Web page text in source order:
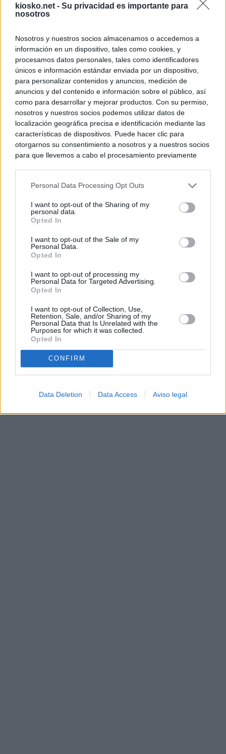
kiosko.net - Su privacidad es importante para
nosotros
Nosotros y nuestros socios almacenamos o accedemos a
información en un dispositivo, tales como cookies, y
procesamos datos personales, tales como identificadores
únicos e información estándar enviada por un dispositivo,
para personalizar contenidos y anuncios, medición de
anuncios y del contenido e información sobre el público, así
como para desarrollar y mejorar productos. Con su permiso,
nosotros y nuestros socios podemos utilizar datos de
localización geográfica precisa e identificación mediante las
características de dispositivos. Puede hacer clic para
otorgarnos su consentimiento a nosotros y a nuestros socios
para que llevemos a cabo el procesamiento previamente
negar su consentimiento. Tenga en cuenta que algún
de su consentimiento, pero usted tiene el derecho de
rechazar tal procesamiento. Sus preferencias se aplicarán
cualquier momento entrando de nuevo en este sitio web o
visitando nuestra política de privacidad.
Personal Data Processing Opt Outs
I want to opt-out of the Sharing of my
personal data.
Opted In
I want to opt-out of the Sale of my
Personal Data.
Opted In
I want to opt-out of processing my
Personal Data for Targeted Advertising.
Opted In
I want to opt-out of Collection, Use,
Retention, Sale, and/or Sharing of my
Personal Data that Is Unrelated with the
Purposes for which it was collected.
Opted In
CONFIRM
Data Deletion Data Access Aviso legal